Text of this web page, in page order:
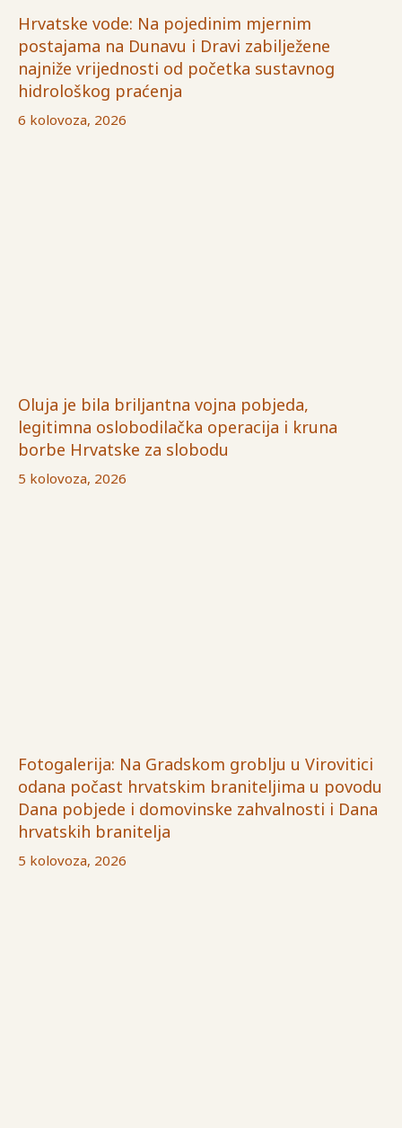
Hrvatske vode: Na pojedinim mjernim
postajama na Dunavu i Dravi zabilježene
najniže vrijednosti od početka sustavnog
hidrološkog praćenja
6 kolovoza, 2026
Oluja je bila briljantna vojna pobjeda,
legitimna oslobodilačka operacija i kruna
borbe Hrvatske za slobodu
5 kolovoza, 2026
Fotogalerija: Na Gradskom groblju u Virovitici
odana počast hrvatskim braniteljima u povodu
Dana pobjede i domovinske zahvalnosti i Dana
hrvatskih branitelja
5 kolovoza, 2026